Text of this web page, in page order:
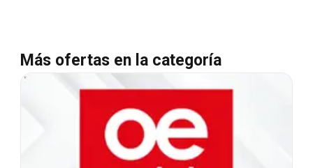
Más ofertas en la categoría